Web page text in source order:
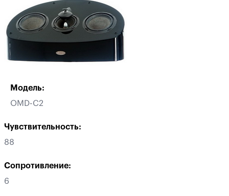
Модель:
OMD-C2
Чувствительность:
88
Сопротивление:
6